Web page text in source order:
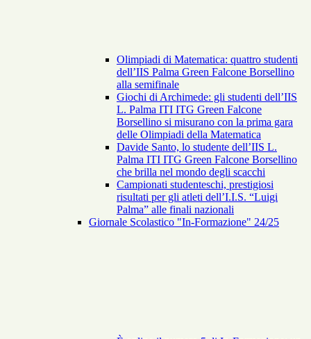
Olimpiadi di Matematica: quattro studenti
dell’IIS Palma Green Falcone Borsellino
alla semifinale
Giochi di Archimede: gli studenti dell’IIS
L. Palma ITI ITG Green Falcone
Borsellino si misurano con la prima gara
delle Olimpiadi della Matematica
Davide Santo, lo studente dell’IIS L.
Palma ITI ITG Green Falcone Borsellino
che brilla nel mondo degli scacchi
Campionati studenteschi, prestigiosi
risultati per gli atleti dell’I.I.S. “Luigi
Palma” alle finali nazionali
Giornale Scolastico "In-Formazione" 24/25